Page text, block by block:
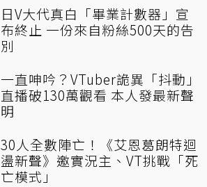
日V大代真白「畢業計數器」宣
布終止 一份來自粉絲500天的告
別
一直呻吟？VTuber詭異「抖動」
直播破130萬觀看 本人發最新聲
明
30人全數陣亡！《艾恩葛朗特迴
盪新聲》邀實況主、VT挑戰「死
亡模式」